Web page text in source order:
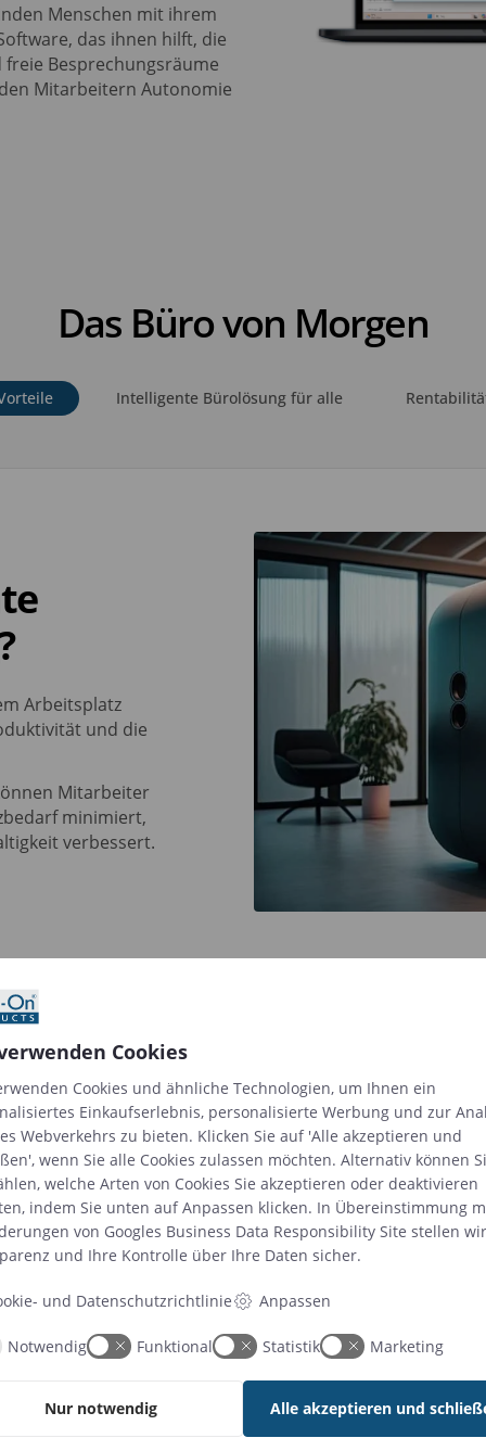
Menschen mit ihrem
das ihnen hilft, die
Besprechungsräume
Mitarbeitern Autonomie
Das Büro von Morgen
Intelligente Bürolösung für alle
Arbeitsplatz
und die
Mitarbeiter
minimiert,
verbessert.
von Arbeitsplätzen über
Laptop oder digitale Schilder
nie so einfach. Die Mitarbeiter können jede Plattform
um Arbeitsplätze zu finden und zu buchen.
Computer Türschild Tischbildschirm
Cookies
Cookies und ähnliche Technologien, um Ihnen ein
Einkaufserlebnis, personalisierte Werbung und zur
Webverkehrs zu bieten. Klicken Sie auf 'Alle akzeptieren und
wenn Sie alle Cookies zulassen möchten. Alternativ können
welche Arten von Cookies Sie akzeptieren oder deaktivieren
indem Sie unten auf Anpassen klicken. In Übereinstimmung
von Googles Business Data Responsibility Site stellen wir
und Ihre Kontrolle über Ihre Daten sicher.
und Datenschutzrichtlinie Anpassen
Notwendig Funktional Statistik Marketing
Nur notwendig Alle akzeptieren und